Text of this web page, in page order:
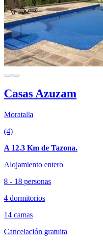
Casas Azuzam
Moratalla
(4)
A 12.3 Km de Tazona.
Alojamiento entero
8 - 18 personas
4 dormitorios
14 camas
Cancelación gratuita